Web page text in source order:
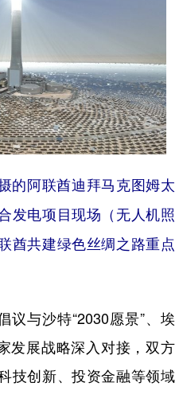
的阿联酋迪拜马克图姆太
发电项目现场（无人机照
酋共建绿色丝绸之路重点
与沙特“2030愿景”、埃
发展战略深入对接，双方
技创新、投资金融等领域